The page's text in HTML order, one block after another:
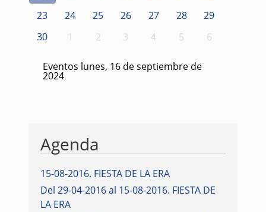
23
24 25 26 27 28
29
30
1 2 3 4 5 6
Eventos lunes, 16 de septiembre de
2024
Agenda
15-08-2016. FIESTA DE LA ERA
Del 29-04-2016 al 15-08-2016. FIESTA DE
LA ERA